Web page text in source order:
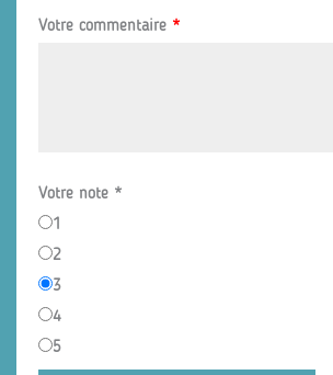
Votre commentaire *
Votre note *
1
2
3
4
5